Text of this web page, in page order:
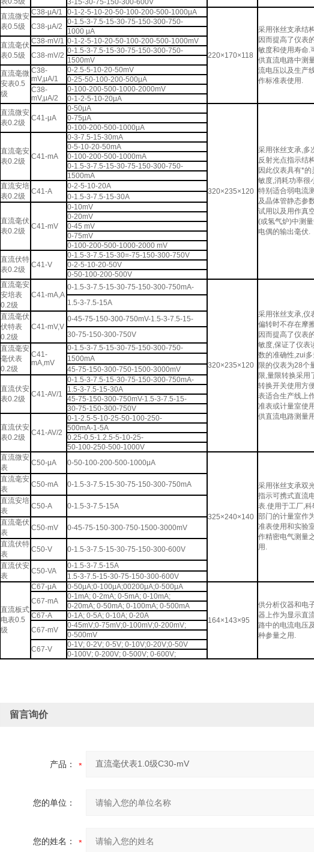
3-15-30-75-150-300-600V
直流微安
表0.5级
C38-μA/1 0-1-2-5-10-20-50-100-200-500-1000μA
220×170×118
采用张丝支承结
因而提高了仪表
敏度和使用寿命.
供直流电路中测
流电压以及生产
作标准表使用.
C38-μA/2
0-1.5-3-7.5-15-30-75-150-300-750-
1000 μA
直流毫伏
表0.5级
C38-mV/1 0-1-2-5-10-20-50-100-200-500-1000mV
C38-mV/2
0-1.5-3-7.5-15-30-75-150-300-750-
1500mV
直流毫微
安表0.5
级
C38-
mV,μA/1
0-2.5-5-10-20-50mV
0-25-50-100-200-500μA
C38-
mV,μA/2
0-100-200-500-1000-2000mV
0-1-2-5-10-20μA
直流微安
表0.2级
C41-μA
0-50μA
320×235×120
采用张丝支承,多
反射光点指示结
因此仪表具有*的
敏度,消耗功率很
特别适合弱电流
及晶体管静态参
试用以及用作真
(或氢气炉)中测
电偶的输出毫伏.
0-75μA
0-100-200-500-1000μA
直流毫安
表0.2级
C41-mA
0-3-7.5-15-30mA
0-5-10-20-50mA
0-100-200-500-1000mA
0-1.5-3-7.5-15-30-75-150-300-750-
1500mA
直流安培
表0.2级
C41-A
0-2-5-10-20A
0-1.5-3-7.5-15-30A
直流毫伏
表0.2级
C41-mV
0-10mV
0-20mV
0-45 mV
0-75mV
0-100-200-500-1000-2000 mV
直流伏特
表0.2级
C41-V
0-1.5-3-7.5-15-30=-75-150-300-750V
0-2-5-10-20-50V
0-50-100-200-500V
直流毫安
安培表
0.2级
C41-mA,A
0-1.5-3-7.5-15-30-75-150-300-750mA-
320×235×120
采用张丝支承,仪
偏转时不存在摩
因而提高了仪表
敏度,保证了仪表
数的准确性,zui
限的仪表为28个
限,量限转换采用
转换开关使用方
表适合生产线上
准表或计量室使
供直流电路测量
1.5-3-7.5-15A
直流毫伏
伏特表
0.2级
C41-mV,V
0-45-75-150-300-750mV-1.5-3-7.5-15-
30-75-150-300-750V
直流毫安
毫伏表
0.2级
C41-
mA,mV
0-1.5-3-7.5-15-30-75-150-300-750-
1500mA
45-75-150-300-750-1500-3000mV
直流伏安
表0.2级
C41-AV/1
0-1.5-3-7.5-15-30-75-150-300-750mA-
1.5-3-7.5-15-30A
45-75-150-300-750mV-1.5-3-7.5-15-
30-75-150-300-750V
直流伏安
表0.2级
C41-AV/2
0-1-2.5-5-10-25-50-100-250-
500mA-1-5A
0.25-0.5-1.2.5-5-10-25-
50-100-250-500-1000V
直流微安
表
C50-μA 0-50-100-200-500-1000μA
325×240×140
采用张丝支承双
指示可携式直流
表.使用于工厂,科
部门的计量室作
准表使用和实验
作精密电气测量之
用.
直流毫安
表
C50-mA
0-1.5-3-7.5-15-30-75-150-300-750mA
直流安培
表
C50-A
0-1.5-3-7.5-15A
直流毫伏
表
C50-mV
0-45-75-150-300-750-1500-3000mV
直流伏特
表
C50-V
0-1.5-3-7.5-15-30-75-150-300-600V
直流伏安
表
C50-VA
0-1.5-3-7.5-15A
1.5-3-7.5-15-30-75-150-300-600V
直流板式
电表0.5
级
C67-μA 0-50μA;0-100μA;00200μA;0-500μA
164×143×95
供分析仪器和电
器上作为显示直
路中的电流电压
种参量之用.
C67-mA
0-1mA; 0-2mA; 0-5mA; 0-10mA;
0-20mA; 0-50mA; 0-100mA; 0-500mA
C67-A
0-1A; 0-5A; 0-10A; 0-20A
C67-mV
0-45mV;0-75mV;0-100mV;0-200mV;
0-500mV
C67-V
0-1V; 0-2V; 0-5V; 0-10V;0-20V;0-50V
0-100V; 0-200V; 0-500V; 0-600V;
留言询价
产品：
您的单位：
您的姓名：